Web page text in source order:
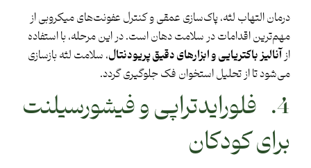
درمان التهاب لثه، پاک‌سازی عمقی و کنترل عفونت‌های میکروبی از
مهم‌ترین اقدامات در سلامت دهان است. در این مرحله، با استفاده
ازآنالیز باکتریایی و ابزارهای دقیق پریودنتال، سلامت لثه بازسازی
می‌شود تا از تحلیل استخوان فک جلوگیری گردد.
4. فلورایدتراپی و فیشورسیلنت
برای کودکان